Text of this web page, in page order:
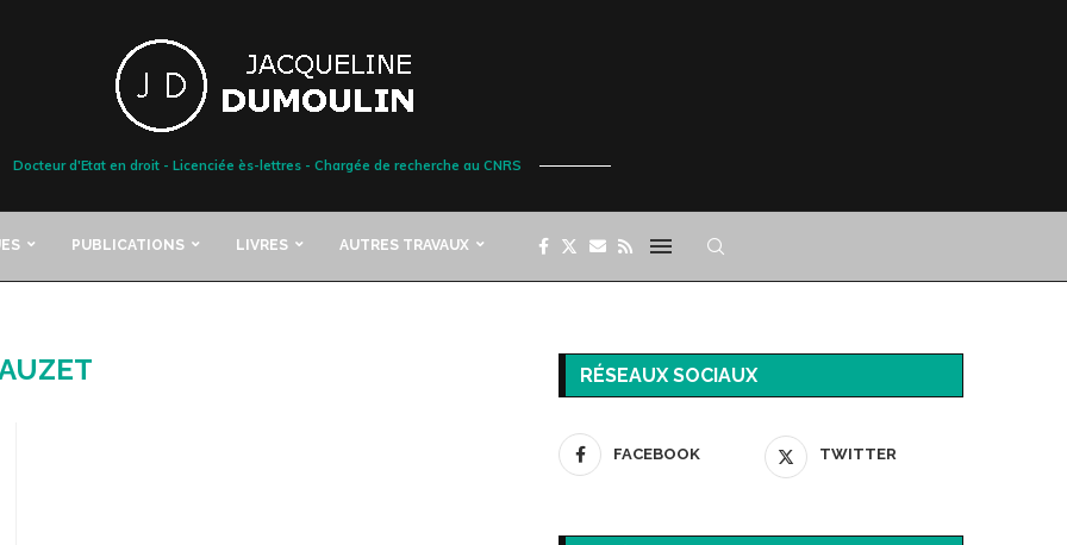
Docteur d'Etat en droit - Licenciée ès-lettres - Chargée de recherche au CNRS
PUBLICATIONS LIVRES AUTRES TRAVAUX
RÉSEAUX SOCIAUX
FACEBOOK TWITTER